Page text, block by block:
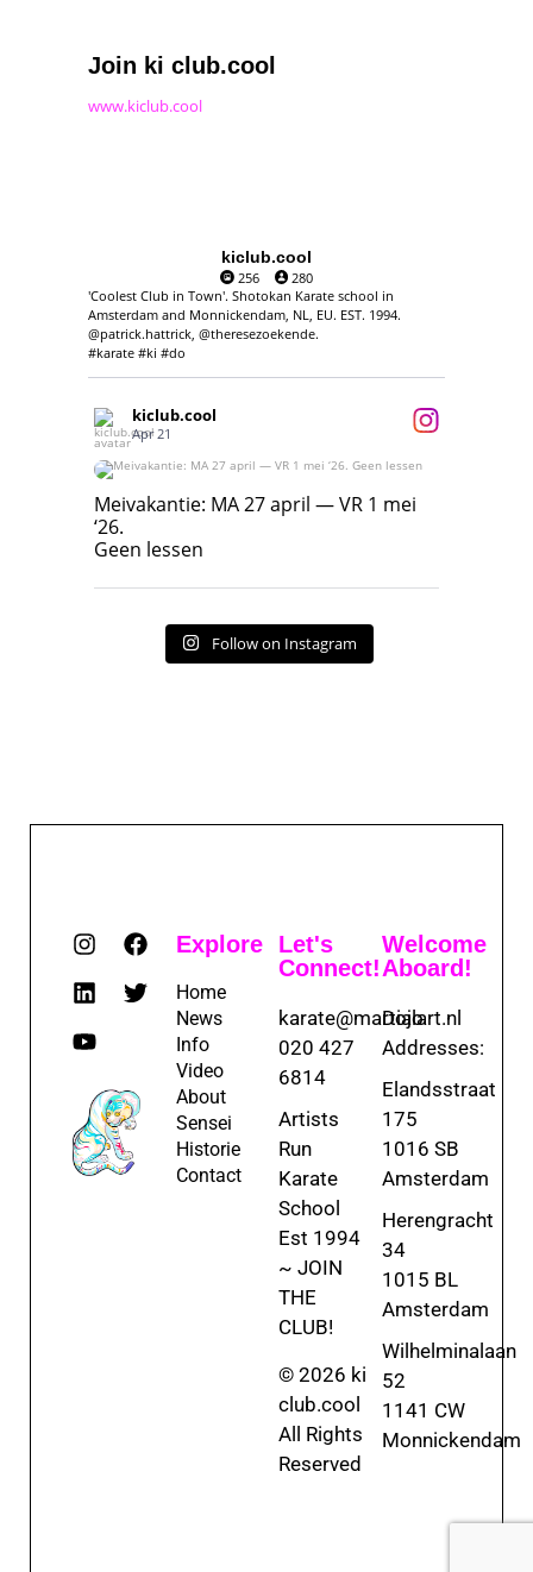
Join ki club.cool
www.kiclub.cool
kiclub.cool
256
280
'Coolest Club in Town'. Shotokan Karate school in
Amsterdam and Monnickendam, NL, EU. EST. 1994.
@patrick.hattrick, @theresezoekende.
#karate #ki #do
kiclub.cool
Apr 21
Meivakantie: MA 27 april — VR 1 mei ‘26.
Geen lessen
Meivakantie: MA 27 april — VR 1 mei
‘26.
Geen lessen
Follow on Instagram
Explore
Home
News
Info
Video
About
Sensei
Historie
Contact
Let's
Connect!
karate@martialart.nl
020 427
6814
Artists
Run
Karate
School
Est 1994
~ JOIN
THE
CLUB!
© 2026 ki
club.cool
All Rights
Reserved
Welcome
Aboard!
Dojo
Addresses:
Elandsstraat
175
1016 SB
Amsterdam
Herengracht
34
1015 BL
Amsterdam
Wilhelminalaan
52
1141 CW
Monnickendam